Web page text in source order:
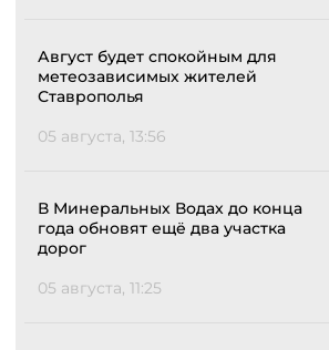
Август будет спокойным для
метеозависимых жителей
Ставрополья
05 августа, 13:56
В Минеральных Водах до конца
года обновят ещё два участка
дорог
05 августа, 11:25